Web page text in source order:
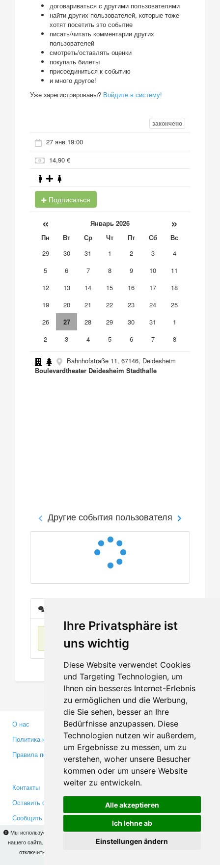
Ihre Privatsphäre ist
uns wichtig
Diese Website verwendet Cookies
und Targeting Technologien, um
Ihnen ein besseres Internet-Erlebnis
zu ermöglichen und die Werbung,
die Sie sehen, besser an Ihre
Bedürfnisse anzupassen. Diese
Technologien nutzen wir außerdem,
um Ergebnisse zu messen, um zu
verstehen, woher unsere Besucher
kommen oder um unsere Website
weiter zu entwickeln.
Alle akzeptieren
Ich lehne ab
Einstellungen ändern
Мы используем cookies для того, чтобы Вы могли использовать весь функционал
нашего сайта. На
Вы сможете узнать подробности и, при желании,
отключить использование cookies. Продолжая пользоваться сайтом, Вы
договариваться с другими пользователями
найти других пользователей, которые тоже
хотят посетить это событие
писать/читать комментарии других
пользователей
смотреть/оставлять оценки
покупать билеты
присоединиться к событию
и много другое!
Уже зарегистрированы? Войдите в систему!
закончено
27 янв 19:00
14,90 €
Подписаться
« Январь 2026 »
Пн Вт Ср Чт Пт Сб
Вс
29
30 31 1 2 3
4
5
6 7 8 9 10
11
12
13 14 15 16 17
18
19
20 21 22 23 24
25
26
27 28 29 30 31
1
2
3 4 5 6 7 8
Bahnhofstraße 11, 67146, Deidesheim
Boulevardtheater Deidesheim Stadthalle
Другие события пользователя
О нас
Политика конфиденциальности
Правила пользования
Партнерам
Инвесторам
Медиа
Контакты
Оставить отзыв
Сообщить об ошибке
Facebook
Twitter
YouTube
Google+